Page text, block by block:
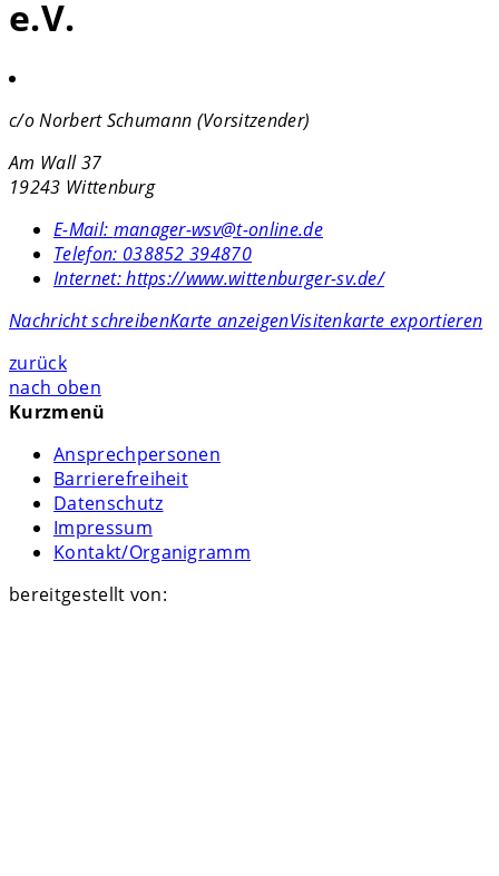
e.V.
c/o Norbert Schumann (Vorsitzender)
Am Wall 37
19243 Wittenburg
E-Mail: manager-wsv@t-online.de
Telefon: 038852 394870
Internet:https://www.wittenburger-sv.de/
Nachricht schreibenKarte anzeigenVisitenkarte exportieren
zurück
nach oben
Kurzmenü
Ansprechpersonen
Barrierefreiheit
Datenschutz
Impressum
Kontakt/Organigramm
bereitgestellt von: